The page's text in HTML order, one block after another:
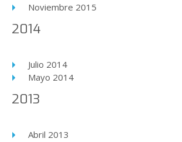
Noviembre 2015
2014
Julio 2014
Mayo 2014
2013
Abril 2013